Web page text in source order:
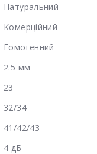
Натуральний
Комерційний
Гомогенний
2.5 мм
23
32/34
41/42/43
4 дБ